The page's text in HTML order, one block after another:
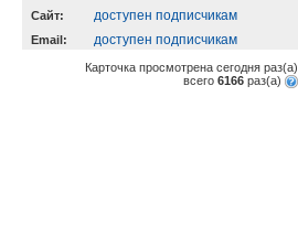
Cайт: доступен подписчикам
Email: доступен подписчикам
Карточка просмотрена сегодня раз(a)
всего 6166 раз(a)